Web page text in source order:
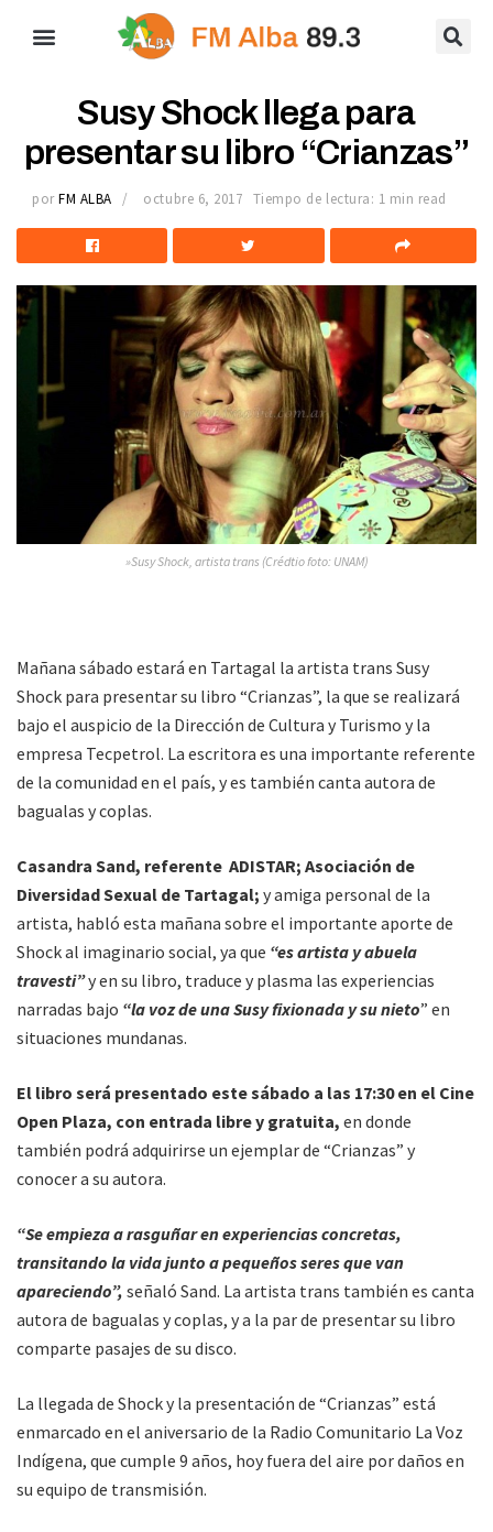
Susy Shock llega para
presentar su libro “Crianzas”
por FM ALBA octubre 6, 2017 Tiempo de lectura: 1 min read
»Susy Shock, artista trans (Crédtio foto: UNAM)
Mañana sábado estará en Tartagal la artista trans Susy
Shock para presentar su libro “Crianzas”, la que se realizará
bajo el auspicio de la Dirección de Cultura y Turismo y la
empresa Tecpetrol. La escritora es una importante referente
de la comunidad en el país, y es también canta autora de
bagualas y coplas.
Casandra Sand, referente ADISTAR; Asociación de
Diversidad Sexual de Tartagal; y amiga personal de la
artista, habló esta mañana sobre el importante aporte de
Shock al imaginario social, ya que “es artista y abuela
travesti”y en su libro, traduce y plasma las experiencias
narradas bajo “la voz de una Susy fixionada y su nieto” en
situaciones mundanas.
El libro será presentado este sábado a las 17:30 en el Cine
Open Plaza, con entrada libre y gratuita, en donde
también podrá adquirirse un ejemplar de “Crianzas” y
conocer a su autora.
“Se empieza a rasguñar en experiencias concretas,
transitando la vida junto a pequeños seres que van
apareciendo”, señaló Sand. La artista trans también es canta
autora de bagualas y coplas, y a la par de presentar su libro
comparte pasajes de su disco.
La llegada de Shock y la presentación de “Crianzas” está
enmarcado en el aniversario de la Radio Comunitario La Voz
Indígena, que cumple 9 años, hoy fuera del aire por daños en
su equipo de transmisión.